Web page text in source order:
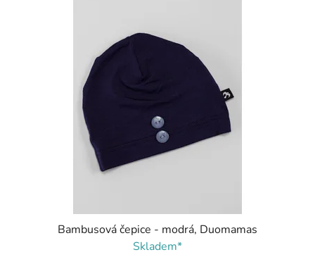
Bambusová čepice - modrá, Duomamas
Skladem*